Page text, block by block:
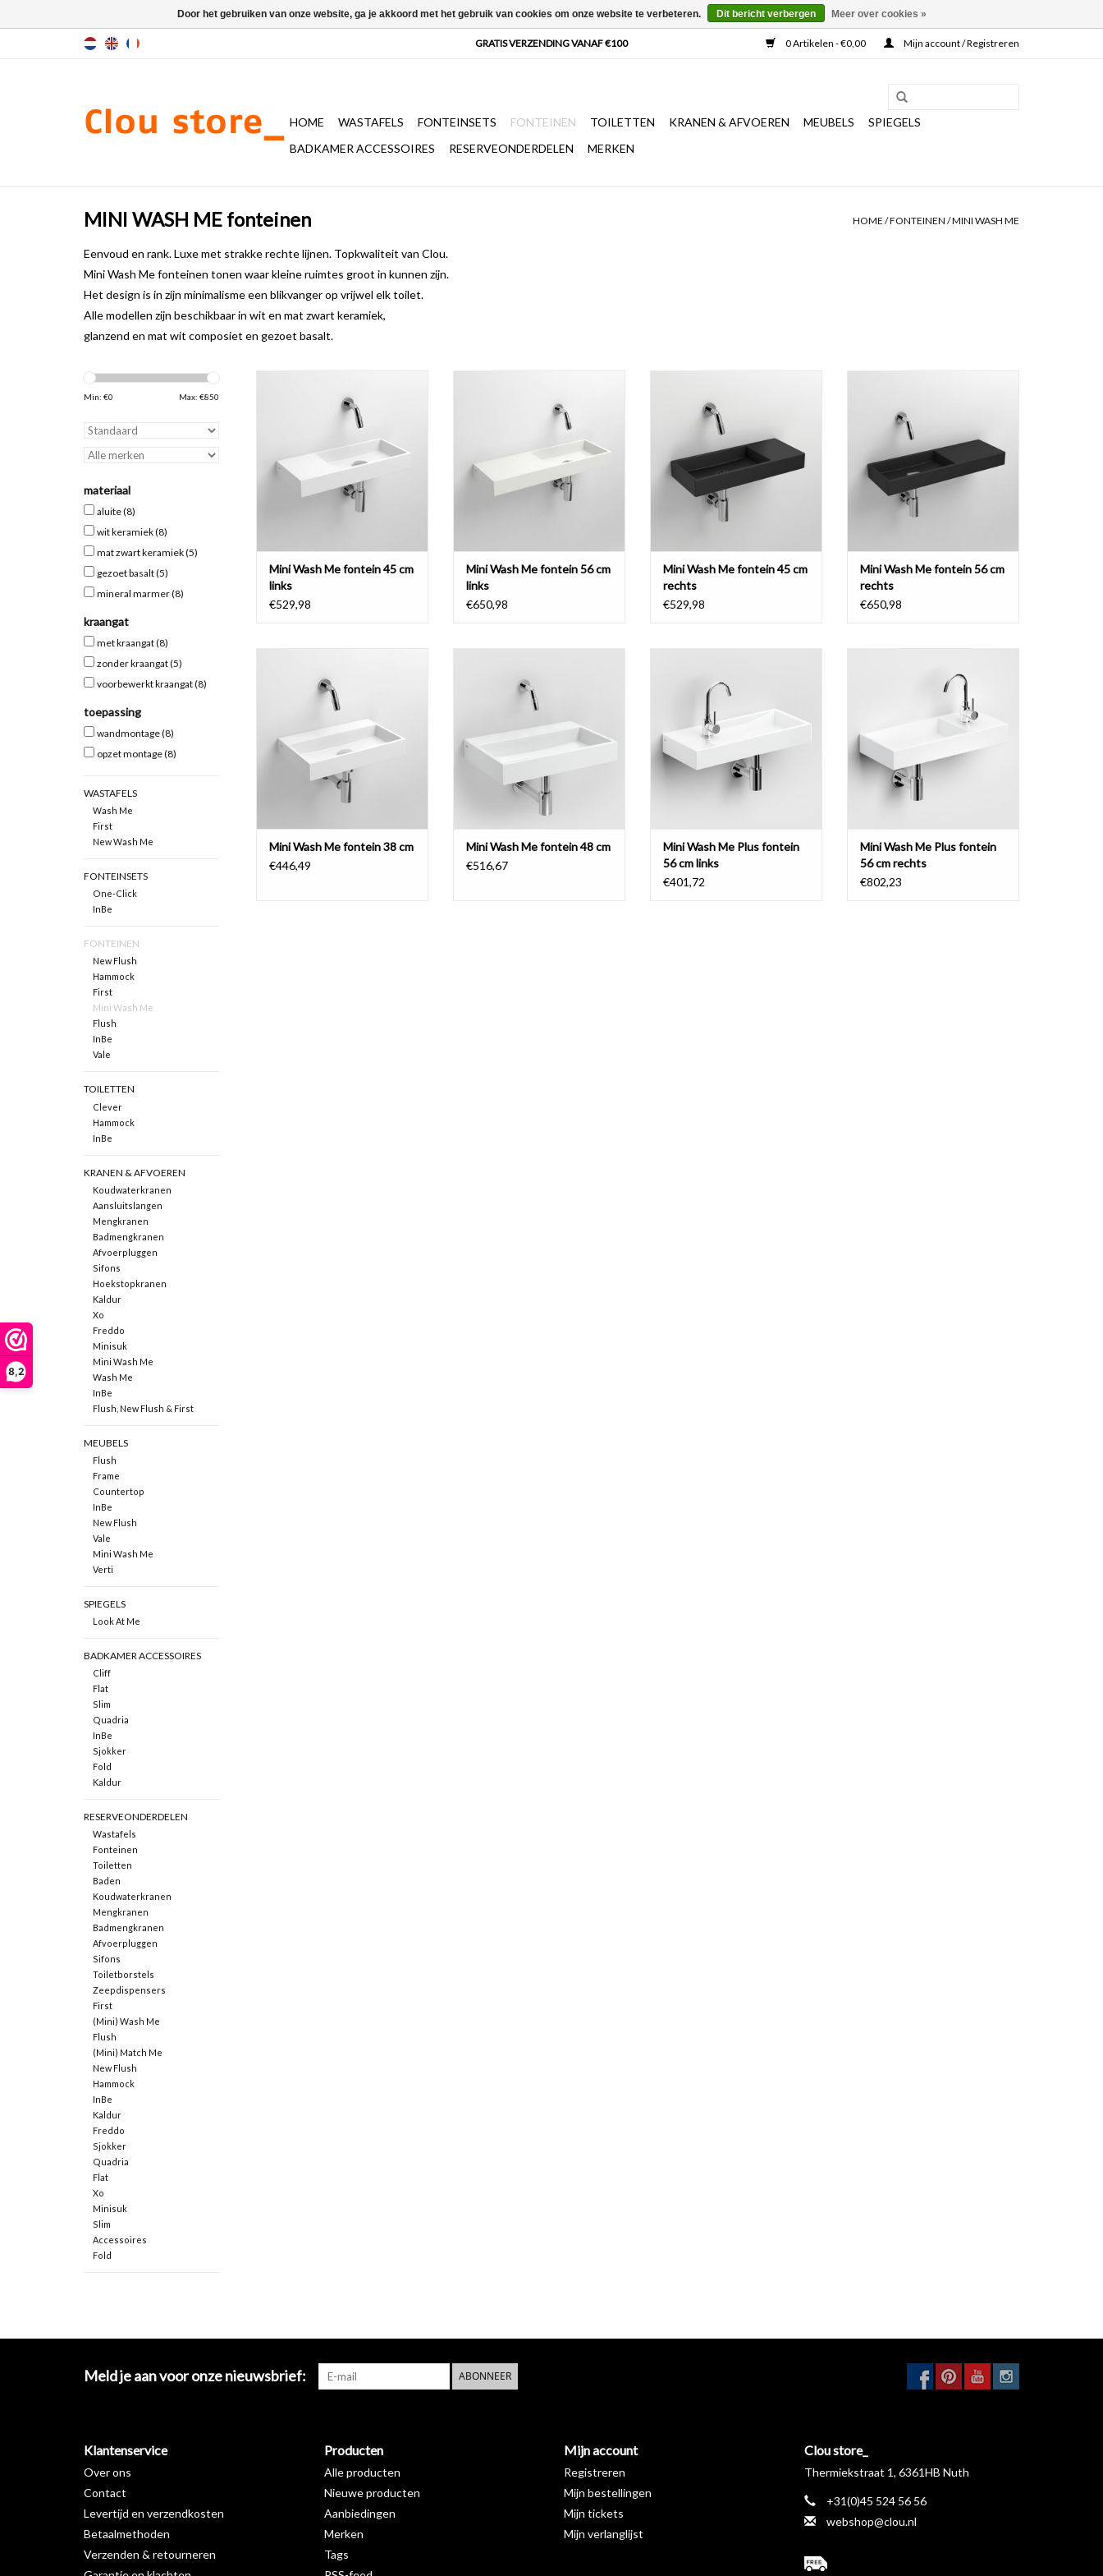
8,2
0 Artikelen - €0,00 Mijn account / Registreren
HOME WASTAFELS FONTEINSETS FONTEINEN TOILETTEN KRANEN & AFVOEREN MEUBELS
SPIEGELS
BADKAMER ACCESSOIRES
RESERVEONDERDELEN MERKEN
MINI WASH ME fonteinen HOME /FONTEINEN /MINI WASH ME
Eenvoud en rank. Luxe met strakke rechte lijnen. Topkwaliteit van Clou.
Mini Wash Me fonteinen tonen waar kleine ruimtes groot in kunnen zijn.
Het design is in zijn minimalisme een blikvanger op vrijwel elk toilet.
Alle modellen zijn beschikbaar in wit en mat zwart keramiek,
glanzend en mat wit composiet en gezoet basalt.
Min: €0 Max: €850
materiaal
aluite(8)
wit keramiek(8)
mat zwart keramiek(5)
gezoet basalt(5)
mineral marmer(8)
kraangat
met kraangat(8)
zonder kraangat(5)
voorbewerkt kraangat(8)
toepassing
wandmontage(8)
opzet montage(8)
WASTAFELS
Wash Me
First
New Wash Me
FONTEINSETS
One-Click
InBe
FONTEINEN
New Flush
Hammock
First
Mini Wash Me
Flush
InBe
Vale
TOILETTEN
Clever
Hammock
InBe
KRANEN & AFVOEREN
Koudwaterkranen
Aansluitslangen
Mengkranen
Badmengkranen
Afvoerpluggen
Sifons
Hoekstopkranen
Kaldur
Xo
Freddo
Minisuk
Mini Wash Me
Wash Me
InBe
Flush, New Flush & First
MEUBELS
Flush
Frame
Countertop
InBe
New Flush
Vale
Mini Wash Me
Verti
SPIEGELS
Look At Me
BADKAMER ACCESSOIRES
Cliff
Flat
Slim
Quadria
InBe
Sjokker
Fold
Kaldur
RESERVEONDERDELEN
Wastafels
Fonteinen
Toiletten
Baden
Koudwaterkranen
Mengkranen
Badmengkranen
Afvoerpluggen
Sifons
Toiletborstels
Zeepdispensers
First
(Mini) Wash Me
Flush
(Mini) Match Me
New Flush
Hammock
InBe
Kaldur
Freddo
Sjokker
Quadria
Flat
Xo
Minisuk
Slim
Accessoires
Fold
kranenbank links, verscheidene
materialen
TOEVOEGEN AAN WINKELWAGEN
Mini Wash Me fontein 45 cm
links
€529,98
materialen
Mini Wash Me fontein 56 cm
links
€650,98
materialen
TOEVOEGEN AAN WINKELWAGEN
Mini Wash Me fontein 45 cm
rechts
€529,98
TOEVOEGEN AAN WINKELWAGEN
Mini Wash Me fontein 56 cm
rechts
€650,98
TOEVOEGEN AAN WINKELWAGEN
Mini Wash Me fontein 38 cm
€446,49
TOEVOEGEN AAN WINKELWAGEN
Mini Wash Me fontein 48 cm
€516,67
verscheidene materialen
TOEVOEGEN AAN WINKELWAGEN
Mini Wash Me Plus fontein
56 cm links
€401,72
kranenbank rechts, plus versie,
verscheidene materialen,
TOEVOEGEN AAN WINKELWAGEN
Mini Wash Me Plus fontein
56 cm rechts
€802,23
Meld je aan voor onze nieuwsbrief: ABONNEER
Klantenservice
Over ons
Contact
Levertijd en verzendkosten
Betaalmethoden
Verzenden & retourneren
Producten
Alle producten
Nieuwe producten
Aanbiedingen
Merken
Tags
Mijn account
Registreren
Mijn bestellingen
Mijn tickets
Mijn verlanglijst
Clou store_
Thermiekstraat 1, 6361HB Nuth
+31(0)45 524 56 56
webshop@clou.nl
Door het gebruiken van onze website, ga je akkoord met het gebruik van cookies om onze website te verbeteren. Dit bericht verbergen Meer over cookies »